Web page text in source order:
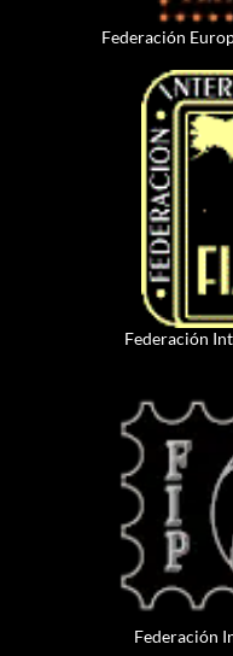
Federación
Federación
Federación